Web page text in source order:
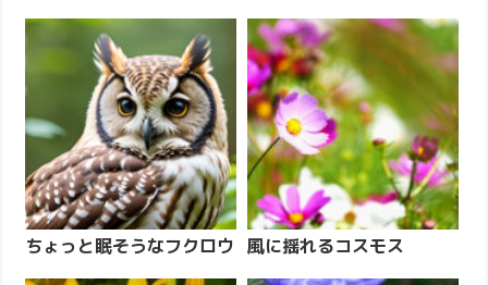
ちょっと眠そうなフクロウ 風に揺れるコスモス